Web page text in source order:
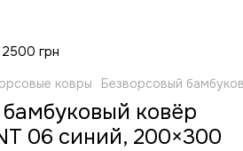
грн
ковры Безворсовый
ковёр
06 синий, 200×300